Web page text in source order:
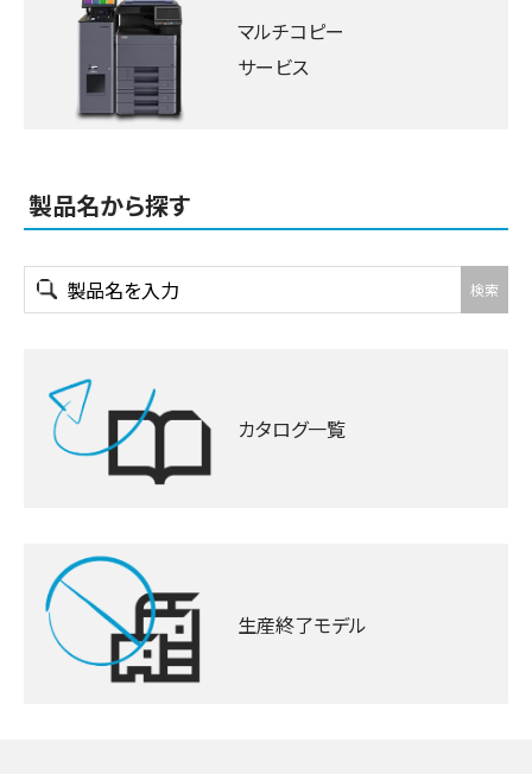
マルチコピー
サービス
製品名から探す
検索
カタログ一覧
生産終了モデル